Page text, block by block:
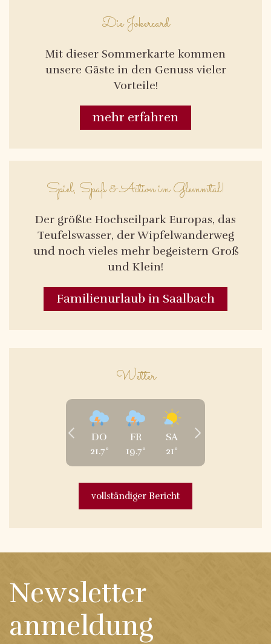
Die Jokercard
Mit dieser Sommerkarte kommen
unsere Gäste in den Genuss vieler
Vorteile!
mehr erfahren
Spiel, Spaß & Action im Glemmtal!
Der größte Hochseilpark Europas, das
Teufelswasser, der Wipfelwanderweg
und noch vieles mehr begeistern Groß
und Klein!
Familienurlaub in Saalbach
Wetter
DO
21.7°
FR
19.7°
SA
21°
vollständiger Bericht
Newsletter
anmeldung